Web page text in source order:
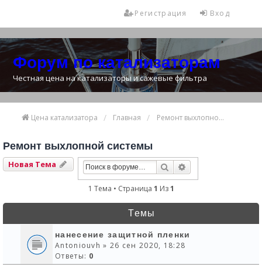
Вход
Регистрация
Форум по катализаторам
Честная цена на катализаторы и сажевые фильтра
Цена катализатора Главная Ремонт выхлопной системы
Ремонт выхлопной системы
Новая Тема Поиск
1 Тема • Страница 1 Из1
Темы
нанесение защитной пленки
Antoniouvh » 26 сен 2020, 18:28
Ответы: 0